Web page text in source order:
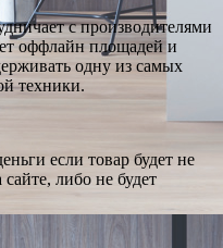
с производителями
оффлайн площадей и
одну из самых
техники.
если товар будет не
либо не будет